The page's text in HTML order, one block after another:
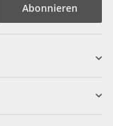
Abonnieren